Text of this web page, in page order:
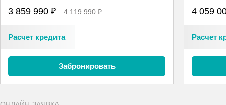
3 859 990 ₽ 4 119 990 ₽
Расчет кредита
Забронировать
4 059
Расчет